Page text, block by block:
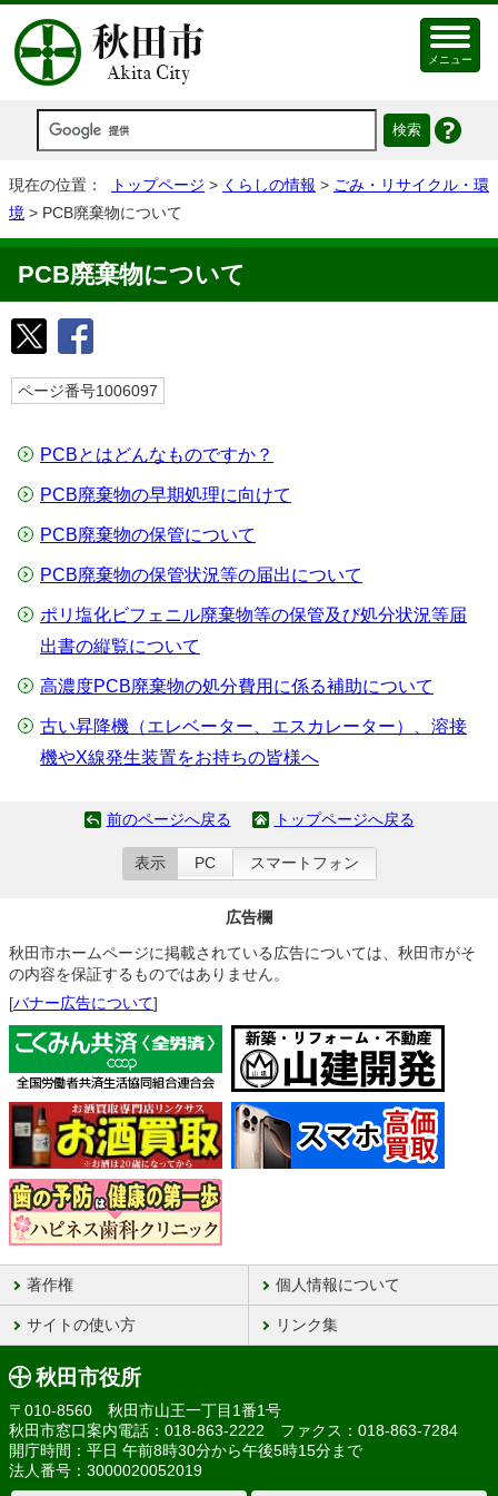
メニュー
現在の位置： トップページ > くらしの情報 > ごみ・リサイクル・環
境 > PCB廃棄物について
PCB廃棄物について
ページ番号1006097
PCBとはどんなものですか？
PCB廃棄物の早期処理に向けて
PCB廃棄物の保管について
PCB廃棄物の保管状況等の届出について
ポリ塩化ビフェニル廃棄物等の保管及び処分状況等届
出書の縦覧について
高濃度PCB廃棄物の処分費用に係る補助について
古い昇降機（エレベーター、エスカレーター）、溶接
機やX線発生装置をお持ちの皆様へ
前のページへ戻る トップページへ戻る
表示 PC スマートフォン
広告欄
秋田市ホームページに掲載されている広告については、秋田市がそ
の内容を保証するものではありません。
[バナー広告について]
著作権 個人情報について
サイトの使い方 リンク集
秋田市役所
〒010-8560 秋田市山王一丁目1番1号
秋田市窓口案内電話：018-863-2222 ファクス：018-863-7284
開庁時間：平日 午前8時30分から午後5時15分まで
法人番号：3000020052019